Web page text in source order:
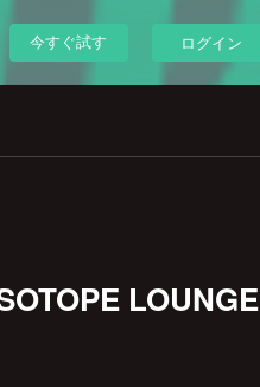
今すぐ試す ログイン
LOUNGE